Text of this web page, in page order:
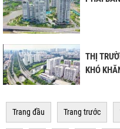
TÀU
THỊ
KHÓ
Trang đầu Trang trước